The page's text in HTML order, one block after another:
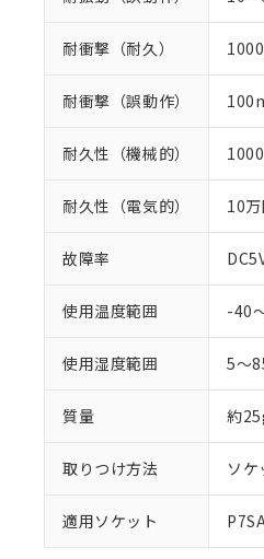
耐衝撃（耐久）
耐衝撃（誤動作）
耐久性（機械的）
耐久性（電気的） 10
故障率
使用温度範囲 -40
使用湿度範囲 5～
質量 約
取りつけ方法 ソ
適用ソケット